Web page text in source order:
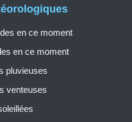
en ce moment
en ce moment
pluvieuses
venteuses